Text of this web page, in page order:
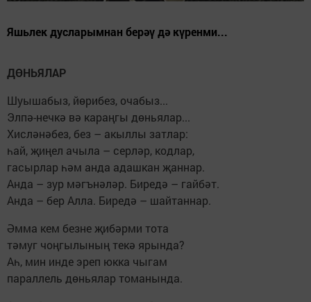
Яшьлек дусларымнан берәү дә күренми...
ДӨНЬЯЛАР
Шуышабыз, йөрибез, очабыз...
Элпә-нечкә вә караңгы дөньялар...
Хисләнәбез, без – акыллы затлар:
һай, җиңел ачыла – серләр, кодлар,
гасырлар һәм анда адашкан җаннар.
Анда – зур мәгънәләр. Биредә – гайбәт.
Анда – бер Алла. Биредә – шайтаннар.
Әмма кем безне җибәрми тота
тәмуг чоңгылының текә ярында?
Аһ, мин инде эреп юкка чыгам
параллель дөньялар томанында.